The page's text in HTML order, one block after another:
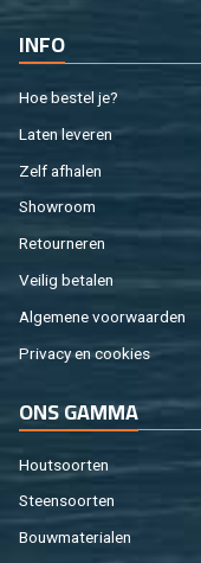
INFO
Hoe be­stel je?
Laten le­ve­ren
Zelf af­ha­len
Show­room
Re­tour­ne­ren
Vei­lig be­ta­len
Al­ge­me­ne voor­waar­den
Pri­va­cy en coo­kies
ONS GAMMA
Hout­soor­ten
Steen­soor­ten
Bouw­ma­te­ri­a­len